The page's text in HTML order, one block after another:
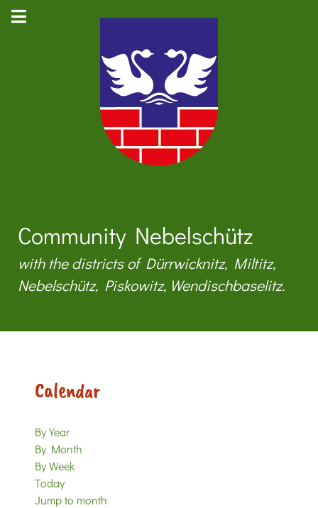
Community Nebelschütz
with the districts of Dürrwicknitz, Miltitz,
Nebelschütz, Piskowitz, Wendischbaselitz.
Calendar
By Year
By Month
By Week
Today
Jump to month